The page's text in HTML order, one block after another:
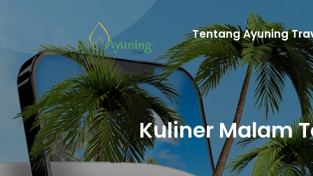
Tentang Ayuning
Kuliner Malam